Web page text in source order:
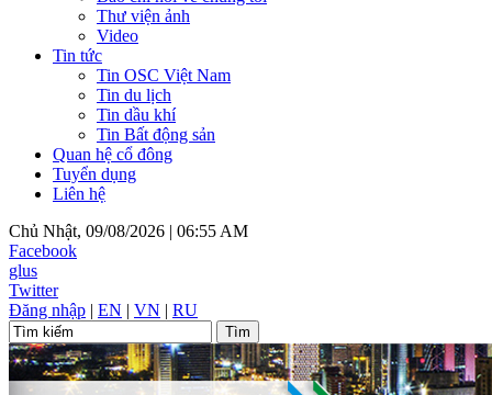
Thư viện ảnh
Video
Tin tức
Tin OSC Việt Nam
Tin du lịch
Tin dầu khí
Tin Bất động sản
Quan hệ cổ đông
Tuyển dụng
Liên hệ
Chủ Nhật, 09/08/2026 | 06:55 AM
Facebook
glus
Twitter
Đăng nhập | EN | VN | RU